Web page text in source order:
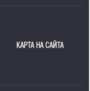
КАРТА НА САЙТА